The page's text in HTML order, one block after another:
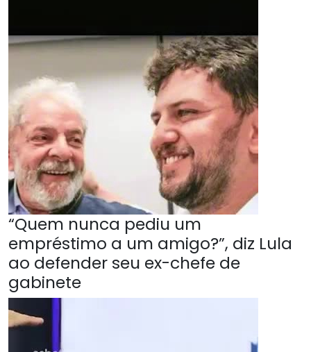
“Quem nunca pediu um
empréstimo a um amigo?”, diz Lula
ao defender seu ex-chefe de
gabinete